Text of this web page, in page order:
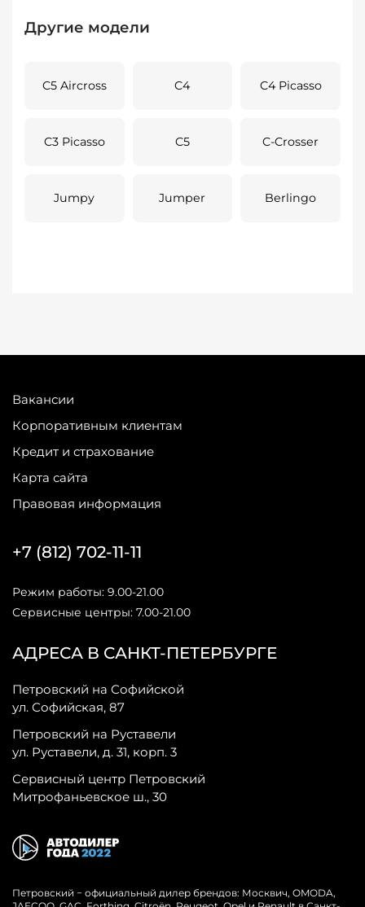
Другие модели
C5 Aircross C4 C4 Picasso
C3 Picasso C5 C-Crosser
Jumpy Jumper Berlingo
Вакансии
Корпоративным клиентам
Кредит и страхование
Карта сайта
Правовая информация
АДРЕСА В САНКТ-ПЕТЕРБУРГЕ
Петровский на Софийской
ул. Софийская, 87
Петровский на Руставели
ул. Руставели, д. 31, корп. 3
Сервисный центр Петровский
Митрофаньевское ш., 30
+7 (812) 702-11-11
Режим работы: 9.00-21.00
Сервисные центры: 7.00-21.00
Петровский − официальный дилер брендов: Москвич, OMODA,